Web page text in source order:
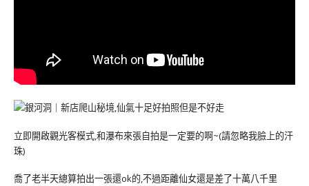
立即開啟觀光客模式,和瀑布來張自拍是一定要的啊~(請忽略我臉上的汗
珠)
喬了老半天總算拍出一張還ok的,不過距離仙女還是差了十萬八千里